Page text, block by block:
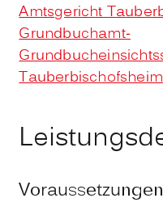
Amtsgericht
Grundbuchamt-
Tauberbischofsheim
Voraussetzungen